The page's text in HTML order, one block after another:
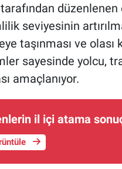
seviyesinin
taşınması ve olası
sayesinde yolcu,
amaçlanıyor.
il içi atama